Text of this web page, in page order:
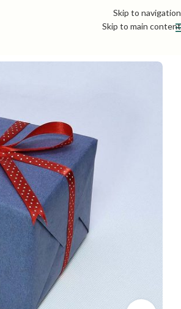
Skip to navigation
Skip to main content